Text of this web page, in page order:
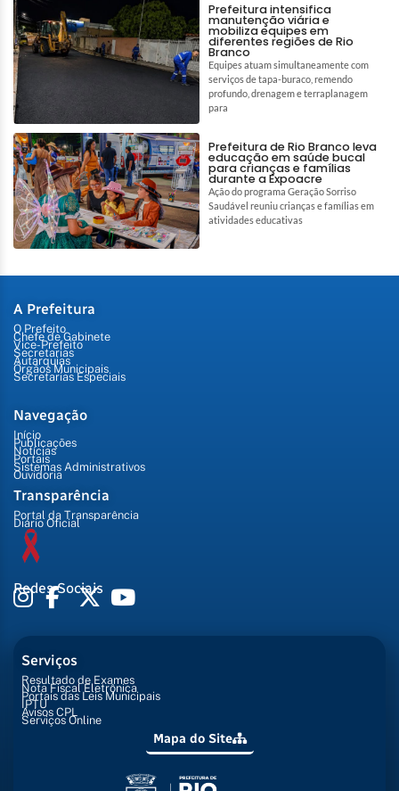
Prefeitura intensifica
manutenção viária e
mobiliza equipes em
diferentes regiões de Rio
Branco
Equipes atuam simultaneamente com
serviços de tapa-buraco, remendo
profundo, drenagem e terraplanagem
para
Prefeitura de Rio Branco leva
educação em saúde bucal
para crianças e famílias
durante a Expoacre
Ação do programa Geração Sorriso
Saudável reuniu crianças e famílias em
atividades educativas
A Prefeitura
O Prefeito
Chefe de Gabinete
Vice-Prefeito
Secretarias
Autarquias
Órgãos Municipais
Secretarias Especiais
Navegação
Início
Publicações
Notícias
Portais
Sistemas Administrativos
Ouvidoria
Transparência
Portal da Transparência
Diário Oficial
Redes Sociais
Serviços
Resultado de Exames
Nota Fiscal Eletrônica
Portais das Leis Municipais
IPTU
Avisos CPL
Serviços Online
Mapa do Site